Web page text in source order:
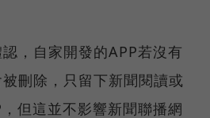
，自家開發的APP若沒有
刪除，只留下新聞閱讀或
但這並不影響新聞聯播網